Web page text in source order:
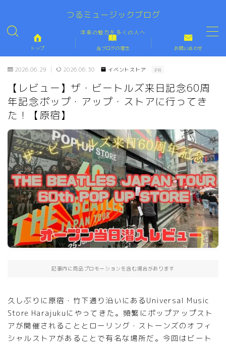
つるミュージックブログ
洋楽の魅力を多くの人へ
MENU
トップ TOP
当ブログの理念
トップ 当ブログの理念 お問い合わせ
2026.06.29 2026.06.30 イベントストア PR
【レビュー】ザ・ビートルズ来日記念60周
年記念ポップ・アップ・ストアに行ってき
た！【原宿】
記事内に商品プロモーションを含む場合があります
久しぶりに原宿・竹下通り沿いにあるUniversal Music
Store Harajukuにやってきた。頻繁にポップアップスト
アが開催されることとローリング・ストーンズのオフィ
シャルストアがあることで有名な場所だ。今回はビート